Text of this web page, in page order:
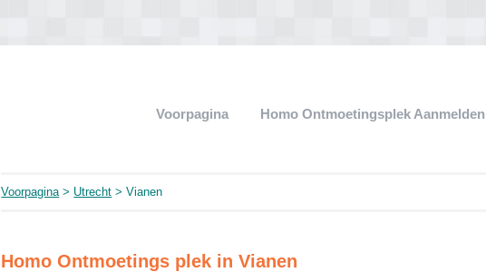
Voorpagina Homo Ontmoetingsplek Aanmelden
Voorpagina> Utrecht > Vianen
Homo Ontmoetings plek in Vianen